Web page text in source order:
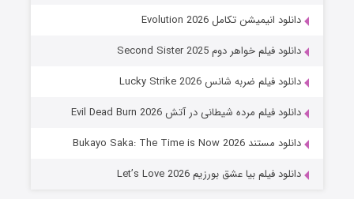
جادوگری در مغولستان
دانلود انیمیشن تکامل Evolution 2026
دانلود فیلم خواهر دوم Second Sister 2025
دانلود فیلم ضربه شانس Lucky Strike 2026
دانلود فیلم مرده شیطانی در آتش Evil Dead Burn 2026
دانلود مستند Bukayo Saka: The Time is Now 2026
دانلود فیلم بیا عشق بورزیم Let’s Love 2026